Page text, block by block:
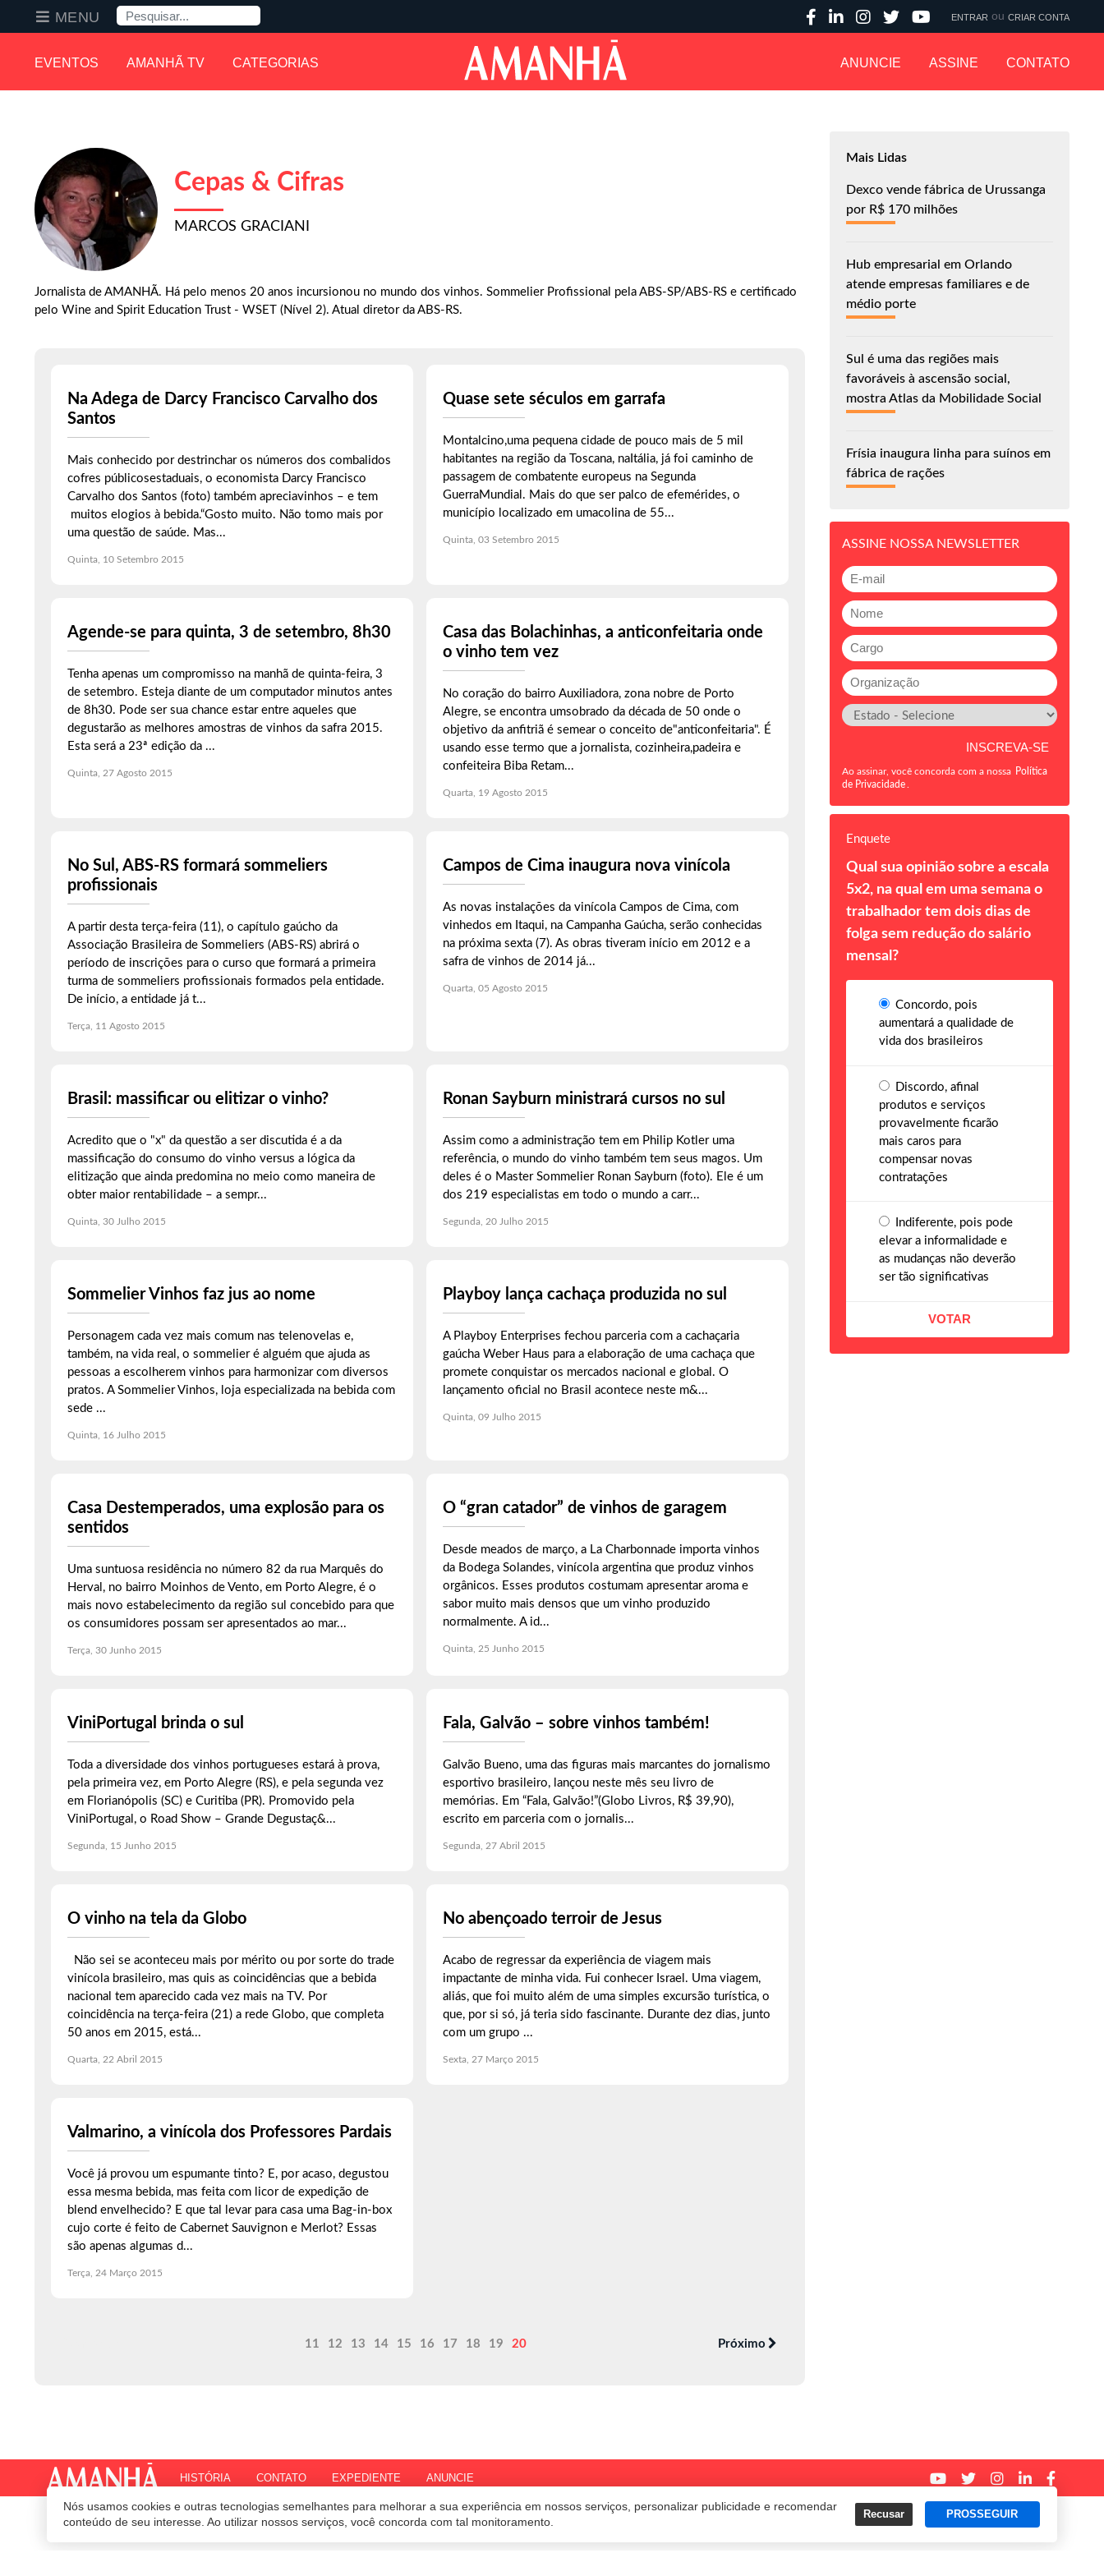
EVENTOS AMANHÃ TV CATEGORIAS ANUNCIE ASSINE CONTATO
MENU Pesquisa ENTRAR ou CRIAR CONTA
Nós usamos cookies e outras tecnologias semelhantes para melhorar a sua experiência em nossos serviços, personalizar publicidade e recomendar
conteúdo de seu interesse. Ao utilizar nossos serviços, você concorda com tal monitoramento.
Recusar PROSSEGUIR
Cepas & Cifras
MARCOS GRACIANI
Jornalista de AMANHÃ. Há pelo menos 20 anos incursionou no mundo dos vinhos. Sommelier Profissional pela ABS-SP/ABS-RS e certificado
pelo Wine and Spirit Education Trust - WSET (Nível 2). Atual diretor​ da ABS-RS.
Na Adega de Darcy Francisco Carvalho dos
Santos
Mais conhecido por destrinchar os números dos combalidos
cofres públicosestaduais, o economista Darcy Francisco
Carvalho dos Santos (foto) também apreciavinhos – e tem
muitos elogios à bebida.“Gosto muito. Não tomo mais por
uma questão de saúde. Mas...
Quinta, 10 Setembro 2015
Quase sete séculos em garrafa
Montalcino,uma pequena cidade de pouco mais de 5 mil
habitantes na região da Toscana, naItália, já foi caminho de
passagem de combatente europeus na Segunda
GuerraMundial. Mais do que ser palco de efemérides, o
município localizado em umacolina de 55...
Quinta, 03 Setembro 2015
Agende-se para quinta, 3 de setembro, 8h30
Tenha apenas um compromisso na manhã de quinta-feira, 3
de setembro. Esteja diante de um computador minutos antes
de 8h30. Pode ser sua chance estar entre aqueles que
degustarão as melhores amostras de vinhos da safra 2015.
Esta será a 23ª edição da ...
Quinta, 27 Agosto 2015
Casa das Bolachinhas, a anticonfeitaria onde
o vinho tem vez
No coração do bairro Auxiliadora, zona nobre de Porto
Alegre, se encontra umsobrado da década de 50 onde o
objetivo da anfitriã é semear o conceito de"anticonfeitaria". É
usando esse termo que a jornalista, cozinheira,padeira e
confeiteira Biba Retam...
Quarta, 19 Agosto 2015
No Sul, ABS-RS formará sommeliers
profissionais
A partir desta terça-feira (11), o capítulo gaúcho da
Associação Brasileira de Sommeliers (ABS-RS) abrirá o
período de inscrições para o curso que formará a primeira
turma de sommeliers profissionais formados pela entidade.
De início, a entidade já t...
Terça, 11 Agosto 2015
Campos de Cima inaugura nova vinícola
As novas instalações da vinícola Campos de Cima, com
vinhedos em Itaqui, na Campanha Gaúcha, serão conhecidas
na próxima sexta (7). As obras tiveram início em 2012 e a
safra de vinhos de 2014 já...
Quarta, 05 Agosto 2015
Brasil: massificar ou elitizar o vinho?
Acredito que o "x" da questão a ser discutida é a da
massificação do consumo do vinho versus a lógica da
elitização que ainda predomina no meio como maneira de
obter maior rentabilidade – a sempr...
Quinta, 30 Julho 2015
Ronan Sayburn ministrará cursos no sul
Assim como a administração tem em Philip Kotler uma
referência, o mundo do vinho também tem seus magos. Um
deles é o Master Sommelier Ronan Sayburn (foto). Ele é um
dos 219 especialistas em todo o mundo a carr...
Segunda, 20 Julho 2015
Sommelier Vinhos faz jus ao nome
Personagem cada vez mais comum nas telenovelas e,
também, na vida real, o sommelier é alguém que ajuda as
pessoas a escolherem vinhos para harmonizar com diversos
pratos. A Sommelier Vinhos, loja especializada na bebida com
sede ...
Quinta, 16 Julho 2015
Playboy lança cachaça produzida no sul
A Playboy Enterprises fechou parceria com a cachaçaria
gaúcha Weber Haus para a elaboração de uma cachaça que
promete conquistar os mercados nacional e global. O
lançamento oficial no Brasil acontece neste m&...
Quinta, 09 Julho 2015
Casa Destemperados, uma explosão para os
sentidos
Uma suntuosa residência no número 82 da rua Marquês do
Herval, no bairro Moinhos de Vento, em Porto Alegre, é o
mais novo estabelecimento da região sul concebido para que
os consumidores possam ser apresentados ao mar...
Terça, 30 Junho 2015
O “gran catador” de vinhos de garagem
Desde meados de março, a La Charbonnade importa vinhos
da Bodega Solandes, vinícola argentina que produz vinhos
orgânicos. Esses produtos costumam apresentar aroma e
sabor muito mais densos que um vinho produzido
normalmente. A id...
Quinta, 25 Junho 2015
ViniPortugal brinda o sul
Toda a diversidade dos vinhos portugueses estará à prova,
pela primeira vez, em Porto Alegre (RS), e pela segunda vez
em Florianópolis (SC) e Curitiba (PR). Promovido pela
ViniPortugal, o Road Show – Grande Degustaç&...
Segunda, 15 Junho 2015
Fala, Galvão – sobre vinhos também!
Galvão Bueno, uma das figuras mais marcantes do jornalismo
esportivo brasileiro, lançou neste mês seu livro de
memórias. Em “Fala, Galvão!”(Globo Livros, R$ 39,90),
escrito em parceria com o jornalis...
Segunda, 27 Abril 2015
O vinho na tela da Globo
Não sei se aconteceu mais por mérito ou por sorte do trade
vinícola brasileiro, mas quis as coincidências que a bebida
nacional tem aparecido cada vez mais na TV. Por
coincidência na terça-feira (21) a rede Globo, que completa
50 anos em 2015, está...
Quarta, 22 Abril 2015
No abençoado terroir de Jesus
Acabo de regressar da experiência de viagem mais
impactante de minha vida. Fui conhecer Israel. Uma viagem,
aliás, que foi muito além de uma simples excursão turística, o
que, por si só, já teria sido fascinante. Durante dez dias, junto
com um grupo ...
Sexta, 27 Março 2015
Valmarino, a vinícola dos Professores Pardais
Você já provou um espumante tinto? E, por acaso, degustou
essa mesma bebida, mas feita com licor de expedição de
blend envelhecido? E que tal levar para casa uma Bag-in-box
cujo corte é feito de Cabernet Sauvignon e Merlot? Essas
são apenas algumas d...
Terça, 24 Março 2015
Próximo
11 12 13 14 15 16 17 18 19 20
Mais Lidas
Dexco vende fábrica de Urussanga
por R$ 170 milhões
Hub empresarial em Orlando
atende empresas familiares e de
médio porte
Sul é uma das regiões mais
favoráveis à ascensão social,
mostra Atlas da Mobilidade Social
Frísia inaugura linha para suínos em
fábrica de rações
ASSINE NOSSA NEWSLETTER
Ao assinar, você concorda com a nossa Política
de Privacidade
Enquete
Qual sua opinião sobre a escala
5x2, na qual em uma semana o
trabalhador tem dois dias de
folga sem redução do salário
mensal?
Concordo, pois
aumentará a qualidade de
vida dos brasileiros
Discordo, afinal
produtos e serviços
provavelmente ficarão
mais caros para
compensar novas
contratações
Indiferente, pois pode
elevar a informalidade e
as mudanças não deverão
ser tão significativas
HISTÓRIA CONTATO EXPEDIENTE ANUNCIE
© 2020 Revista Amanhã. Todos os direitos reservados.Desenvolvido por Termos e Políticas de Uso Privacidade